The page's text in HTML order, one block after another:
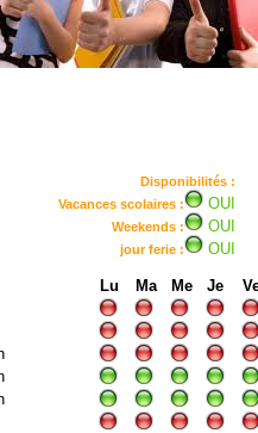
Disponibilités :
Vacances scolaires :
OUI
Weekends : OUI
jour ferie : OUI
Lu Ma Me Je